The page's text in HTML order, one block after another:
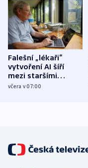
Falešní „lékaři“
vytvoření AI šíří
mezi staršími
Poláky nebezpečné
včera v 07:00